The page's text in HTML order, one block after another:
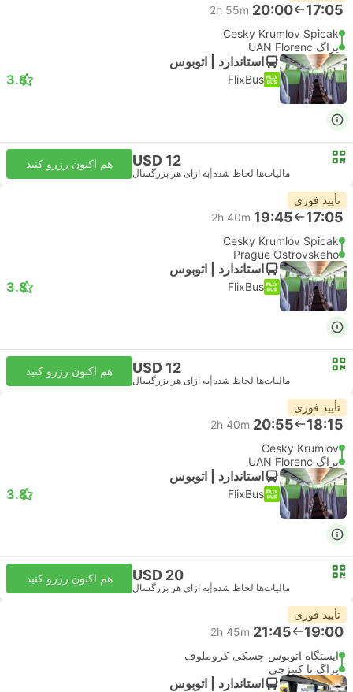
17:05
20:00
2h 55m
Cesky Krumlov Spicak
پراگ UAN Florenc
استاندارد | اتوبوس
FlixBus
3.8
USD 12
مالیات‌ها لحاظ شده به ازای هر بزرگسال
هم اکنون رزرو کنید
تأیید فوری
17:05
19:45
2h 40m
Cesky Krumlov Spicak
Prague Ostrovskeho
استاندارد | اتوبوس
FlixBus
3.8
USD 12
مالیات‌ها لحاظ شده به ازای هر بزرگسال
هم اکنون رزرو کنید
تأیید فوری
18:15
20:55
2h 40m
Cesky Krumlov
پراگ UAN Florenc
استاندارد | اتوبوس
FlixBus
3.8
USD 20
مالیات‌ها لحاظ شده به ازای هر بزرگسال
هم اکنون رزرو کنید
تأیید فوری
19:00
21:45
2h 45m
ایستگاه اتوبوس چسکی کروملوف
پراگ نا کنیزچی
استاندارد | اتوبوس